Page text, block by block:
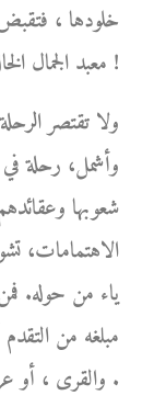
خلودها ، فتقبض
معبد الجمال الخالد الذي استحقته عن جدارة !
ولا تقتصر
وأشمل، رحلة
شعوبها
الاهتمامات،
ياء من حوله.
مبلغه من
والقرى ، أو عرج عليها، وصفها وأبدى انطباعه عنها .